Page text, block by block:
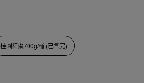
桂圓紅棗700g/桶 (已售完)